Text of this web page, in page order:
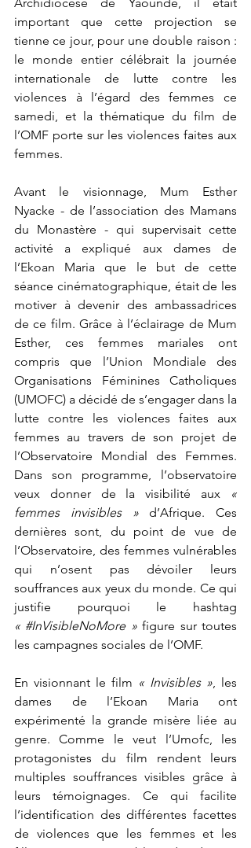
important que cette projection se
tienne ce jour, pour une double raison :
le monde entier célébrait la journée
internationale de lutte contre les
violences à l’égard des femmes ce
samedi, et la thématique du film de
l’OMF porte sur les violences faites aux
femmes.
Avant le visionnage, Mum Esther
Nyacke - de l’association des Mamans
du Monastère - qui supervisait cette
activité a expliqué aux dames de
l’Ekoan Maria que le but de cette
séance cinématographique, était de les
motiver à devenir des ambassadrices
de ce film. Grâce à l’éclairage de Mum
Esther, ces femmes mariales ont
compris que l’Union Mondiale des
Organisations Féminines Catholiques
(UMOFC) a décidé de s’engager dans la
lutte contre les violences faites aux
femmes au travers de son projet de
l’Observatoire Mondial des Femmes.
Dans son programme, l’observatoire
veux donner de la visibilité aux
«
femmes invisibles » d’Afrique. Ces
dernières sont, du point de vue de
l’Observatoire, des femmes vulnérables
qui n’osent pas dévoiler leurs
souffrances aux yeux du monde. Ce qui
« #InVisibleNoMore » figure sur toutes
les campagnes sociales de l’OMF.
En visionnant le film « Invisibles », les
dames de l’Ekoan Maria ont
expérimenté la grande misère liée au
genre. Comme le veut l’Umofc, les
protagonistes du film rendent leurs
multiples souffrances visibles grâce à
leurs témoignages. Ce qui facilite
l’identification des différentes facettes
de violences que les femmes et les